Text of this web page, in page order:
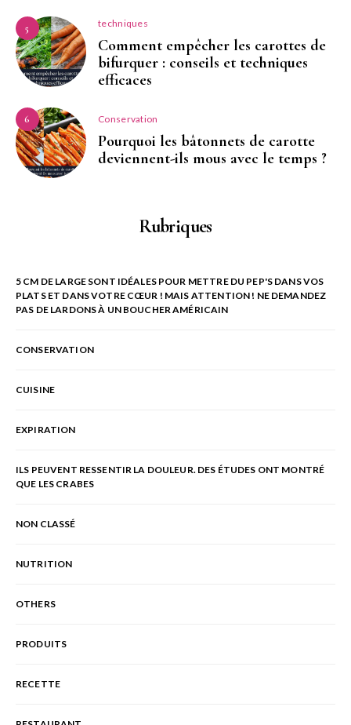
5 techniques
Comment empêcher les carottes de
bifurquer : conseils et techniques
efficaces
6 Conservation
Pourquoi les bâtonnets de carotte
deviennent-ils mous avec le temps ?
Rubriques
5 CM DE LARGE SONT IDÉALES POUR METTRE DU PEP'S DANS VOS
PLATS ET DANS VOTRE CŒUR ! MAIS ATTENTION ! NE DEMANDEZ
PAS DE LARDONS À UN BOUCHER AMÉRICAIN
CONSERVATION
CUISINE
EXPIRATION
ILS PEUVENT RESSENTIR LA DOULEUR. DES ÉTUDES ONT MONTRÉ
QUE LES CRABES
NON CLASSÉ
NUTRITION
OTHERS
PRODUITS
RECETTE